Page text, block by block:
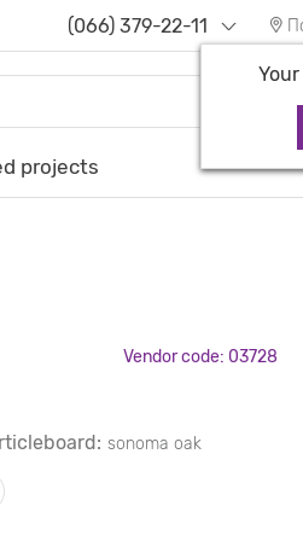
(066) 379-22-11
projects
Vendor code: 03728
sonoma oak